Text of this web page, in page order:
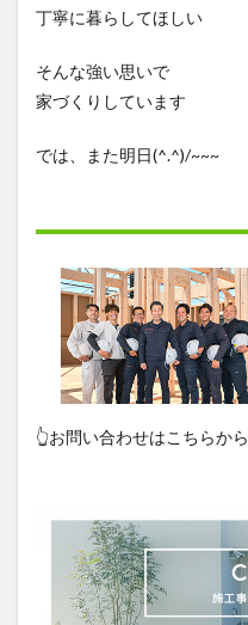
丁寧に暮らしてほしい
そんな強い思いで
家づくりしています
では、また明日(^.^)/~~~
👆お問い合わせはこちらから